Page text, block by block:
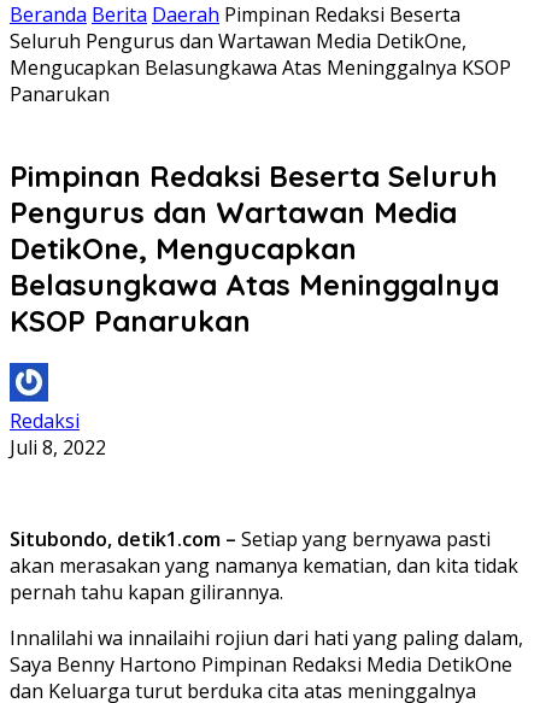
Beranda Berita Daerah Pimpinan Redaksi Beserta
Seluruh Pengurus dan Wartawan Media DetikOne,
Mengucapkan Belasungkawa Atas Meninggalnya KSOP
Panarukan
Pimpinan Redaksi Beserta Seluruh
Pengurus dan Wartawan Media
DetikOne, Mengucapkan
Belasungkawa Atas Meninggalnya
KSOP Panarukan
Redaksi
Juli 8, 2022
Situbondo, detik1.com – Setiap yang bernyawa pasti
akan merasakan yang namanya kematian, dan kita tidak
pernah tahu kapan gilirannya.
Innalilahi wa innailaihi rojiun dari hati yang paling dalam,
Saya Benny Hartono Pimpinan Redaksi Media DetikOne
dan Keluarga turut berduka cita atas meninggalnya